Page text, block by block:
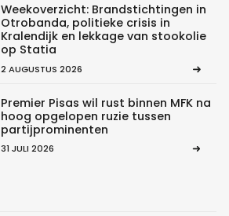
Weekoverzicht: Brandstichtingen in
Otrobanda, politieke crisis in
Kralendijk en lekkage van stookolie
op Statia
2 AUGUSTUS 2026
Premier Pisas wil rust binnen MFK na
hoog opgelopen ruzie tussen
partijprominenten
31 JULI 2026